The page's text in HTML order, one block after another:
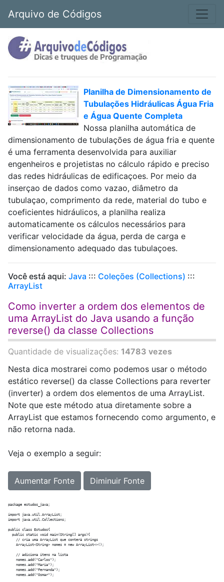
Arquivo de Códigos
Planilha de Dimensionamento de
Tubulações Hidráulicas Água Fria
e Água Quente Completa
Nossa planilha automática de
dimensionamento de tubulações de água fria e quente
é uma ferramenta desenvolvida para auxiliar
engenheiros e projetistas no cálculo rápido e preciso
das redes hidráulicas de edificaçoes. Por meio da
inserçao de dados como vazao, diâmetro da
tubulaçao, comprimento da rede, material do tubo e
coeficientes hidráulicos, a planilha realiza
automaticamente os cálculos necessários para
verificar velocidade da água, perda de carga e
dimensionamento adequado das tubulaçoes.
Você está aqui: Java ::: Coleções (Collections) :::
ArrayList
Como inverter a ordem dos elementos de
uma ArrayList do Java usando a função
reverse() da classe Collections
Quantidade de visualizações: 14783 vezes
Nesta dica mostrarei como podemos usar o método
estático reverse() da classe Collections para reverter
(inverter) a ordem dos elementos de uma ArrayList.
Note que este método atua diretamente sobre a
ArrayList que estamos fornecendo como argumento, e
não retorna nada.
Veja o exemplo a seguir:
Aumentar Fonte Diminuir Fonte
package estudos_java;
import java.util.ArrayList;
import java.util.Collections;
public class Estudos{
  public static void main(String[] args){
    // cria uma ArrayList que conterá strings
    ArrayList<String> nomes = new ArrayList<>();
    // adiciona itens na lista
    nomes.add("Carlos");
    nomes.add("Maria");
    nomes.add("Fernanda");
    nomes.add("Osmar");